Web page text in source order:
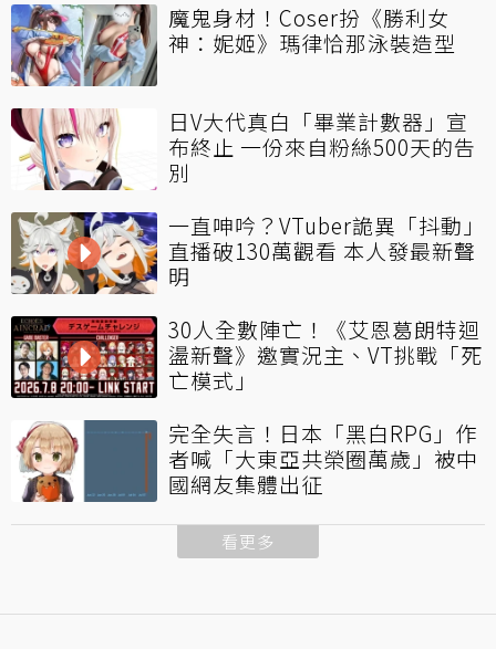
魔鬼身材！Coser扮《勝利女
神：妮姬》瑪律恰那泳裝造型
日V大代真白「畢業計數器」宣
布終止 一份來自粉絲500天的告
別
一直呻吟？VTuber詭異「抖動」
直播破130萬觀看 本人發最新聲
明
30人全數陣亡！《艾恩葛朗特迴
盪新聲》邀實況主、VT挑戰「死
亡模式」
完全失言！日本「黑白RPG」作
者喊「大東亞共榮圈萬歲」被中
國網友集體出征
看更多